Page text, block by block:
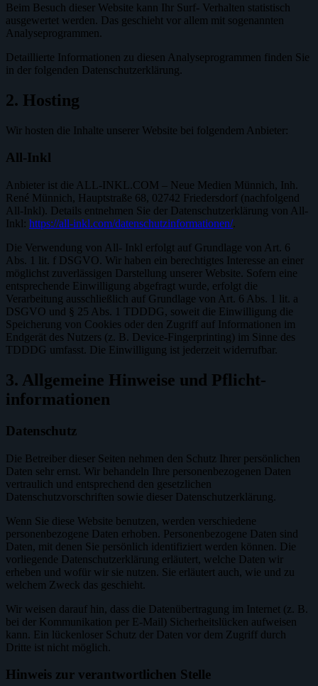
Beim Besuch dieser Website kann Ihr Surf- Verhalten statistisch
ausgewertet werden. Das geschieht vor allem mit sogenannten
Analyseprogrammen.
Detaillierte Informationen zu diesen Analyseprogrammen finden Sie
in der folgenden Datenschutzerklärung.
2. Hosting
Wir hosten die Inhalte unserer Website bei folgendem Anbieter:
All-Inkl
Anbieter ist die ALL-INKL.COM – Neue Medien Münnich, Inh.
René Münnich, Hauptstraße 68, 02742 Friedersdorf (nachfolgend
All-Inkl). Details entnehmen Sie der Datenschutzerklärung von All-
Inkl: https://all-inkl.com/datenschutzinformationen/.
Die Verwendung von All- Inkl erfolgt auf Grundlage von Art. 6
Abs. 1 lit. f DSGVO. Wir haben ein berechtigtes Interesse an einer
möglichst zuverlässigen Darstellung unserer Website. Sofern eine
entsprechende Einwilligung abgefragt wurde, erfolgt die
Verarbeitung ausschließlich auf Grundlage von Art. 6 Abs. 1 lit. a
DSGVO und § 25 Abs. 1 TDDDG, soweit die Einwilligung die
Speicherung von Cookies oder den Zugriff auf Informationen im
Endgerät des Nutzers (z. B. Device-Fingerprinting) im Sinne des
TDDDG umfasst. Die Einwilligung ist jederzeit widerrufbar.
3. Allgemeine Hinweise und Pflicht­
informationen
Datenschutz
Die Betreiber dieser Seiten nehmen den Schutz Ihrer persönlichen
Daten sehr ernst. Wir behandeln Ihre personenbezogenen Daten
vertraulich und entsprechend den gesetzlichen
Datenschutzvorschriften sowie dieser Datenschutzerklärung.
Wenn Sie diese Website benutzen, werden verschiedene
personenbezogene Daten erhoben. Personenbezogene Daten sind
Daten, mit denen Sie persönlich identifiziert werden können. Die
vorliegende Datenschutzerklärung erläutert, welche Daten wir
erheben und wofür wir sie nutzen. Sie erläutert auch, wie und zu
welchem Zweck das geschieht.
Wir weisen darauf hin, dass die Datenübertragung im Internet (z. B.
bei der Kommunikation per E-Mail) Sicherheitslücken aufweisen
kann. Ein lückenloser Schutz der Daten vor dem Zugriff durch
Dritte ist nicht möglich.
Hinweis zur verantwortlichen Stelle